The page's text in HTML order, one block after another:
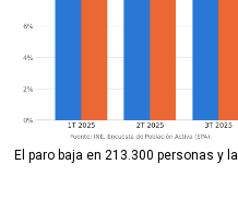
El paro baja en 213.300 personas y